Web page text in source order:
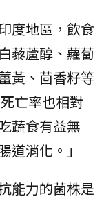
度地區，飲食
藜蘆醇、蘿蔔
黃、茴香籽等
亡率也相對
蔬食有益無
道消化。」
能力的菌株是